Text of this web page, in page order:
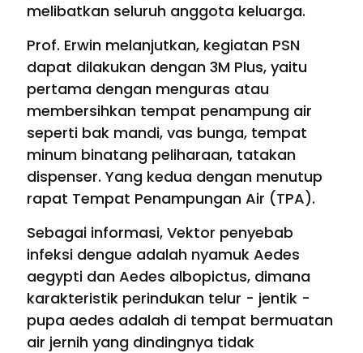
melibatkan seluruh anggota keluarga.
Prof. Erwin melanjutkan, kegiatan PSN
dapat dilakukan dengan 3M Plus, yaitu
pertama dengan menguras atau
membersihkan tempat penampung air
seperti bak mandi, vas bunga, tempat
minum binatang peliharaan, tatakan
dispenser. Yang kedua dengan menutup
rapat Tempat Penampungan Air (TPA).
Sebagai informasi, Vektor penyebab
infeksi dengue adalah nyamuk Aedes
aegypti dan Aedes albopictus, dimana
karakteristik perindukan telur - jentik -
pupa aedes adalah di tempat bermuatan
air jernih yang dindingnya tidak